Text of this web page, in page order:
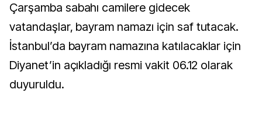
Çarşamba sabahı camilere gidecek
vatandaşlar, bayram namazı için saf tutacak.
İstanbul’da bayram namazına katılacaklar için
Diyanet’in açıkladığı resmi vakit 06.12 olarak
duyuruldu.